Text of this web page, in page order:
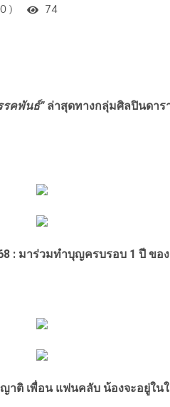
) 74
รคพันธ์” ล่าสุดทางกลุ่มศิลปินดาร
: มาร่วมทำบุญครบรอบ 1 ปี ของ
าติ เพื่อน แฟนคลับ น้องจะอยู่ใน